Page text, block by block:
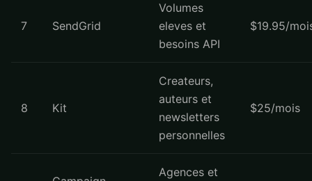
7 SendGrid
Volumes
eleves et
besoins API
$19.95/
8 Kit
Createurs,
auteurs et
newsletters
personnelles
$25/mois
Agences et